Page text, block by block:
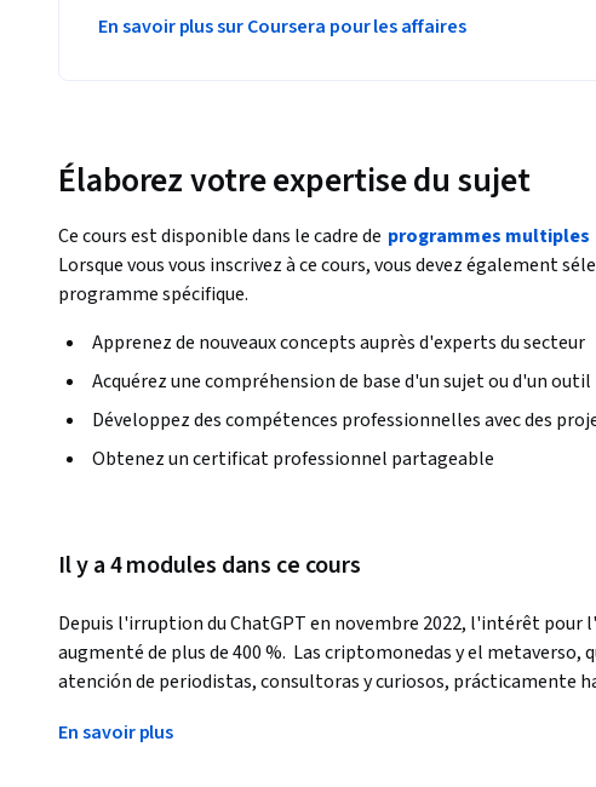
En savoir plus sur Coursera pour les affaires
Élaborez votre expertise du sujet
Ce cours est disponible dans le cadre de programmes multiples
Lorsque vous vous inscrivez à ce cours, vous devez également
programme spécifique.
Apprenez de nouveaux concepts auprès d'experts du secteur
Acquérez une compréhension de base d'un sujet ou d'un outil
Développez des compétences professionnelles avec des
Obtenez un certificat professionnel partageable
Il y a 4 modules dans ce cours
Depuis l'irruption du ChatGPT en novembre 2022, l'intérêt
augmenté de plus de 400 %.  Las criptomonedas y el metaverso,
atención de periodistas, consultoras y curiosos, prácticamente
ne parlera plus que d'intelligence artificielle dans tous les
Yuval Noah Harari, auteur de best-sellers internationaux tels que
En savoir plus